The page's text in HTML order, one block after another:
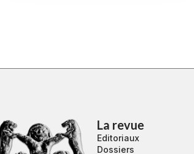
La revue
Editoriaux
Dossiers